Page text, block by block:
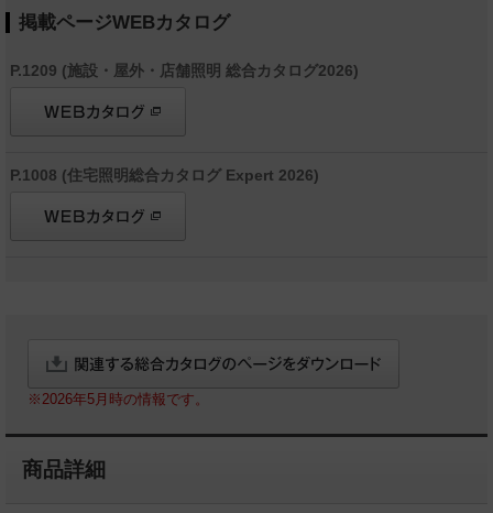
掲載ページWEBカタログ
P.1209 (施設・屋外・店舗照明 総合カタログ2026)
P.1008 (住宅照明総合カタログ Expert 2026)
※2026年5月時の情報です。
商品詳細